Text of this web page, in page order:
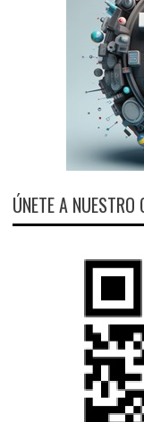
ÚNETE A NUESTRO